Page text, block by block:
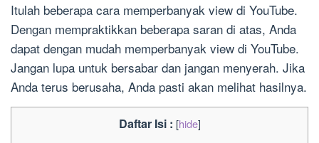
Itulah beberapa cara memperbanyak view di YouTube.
Dengan mempraktikkan beberapa saran di atas, Anda
dapat dengan mudah memperbanyak view di YouTube.
Jangan lupa untuk bersabar dan jangan menyerah. Jika
Anda terus berusaha, Anda pasti akan melihat hasilnya.
Daftar Isi : [hide]